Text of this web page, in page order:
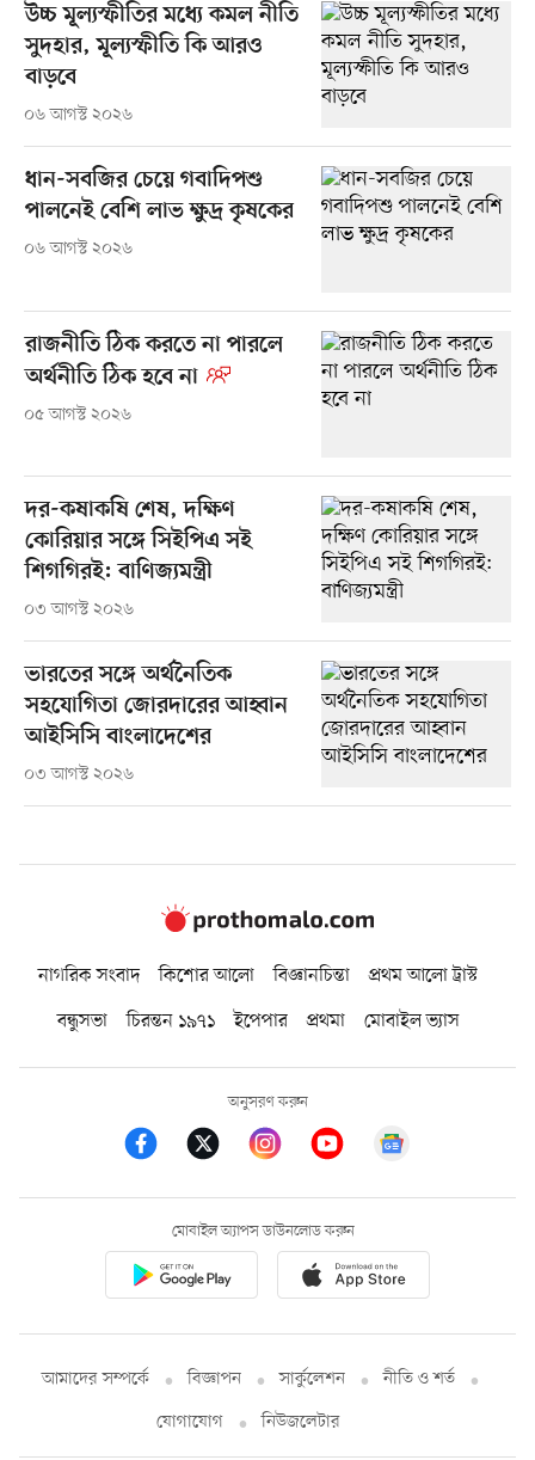
উচ্চ মূল্যস্ফীতির মধ্যে কমল নীতি
সুদহার, মূল্যস্ফীতি কি আরও
বাড়বে
০৬ আগস্ট ২০২৬
ধান-সবজির চেয়ে গবাদিপশু
পালনেই বেশি লাভ ক্ষুদ্র কৃষকের
০৬ আগস্ট ২০২৬
রাজনীতি ঠিক করতে না পারলে
অর্থনীতি ঠিক হবে না
০৫ আগস্ট ২০২৬
দর-কষাকষি শেষ, দক্ষিণ
কোরিয়ার সঙ্গে সিইপিএ সই
শিগগিরই: বাণিজ্যমন্ত্রী
০৩ আগস্ট ২০২৬
ভারতের সঙ্গে অর্থনৈতিক
সহযোগিতা জোরদারের আহ্বান
আইসিসি বাংলাদেশের
০৩ আগস্ট ২০২৬
নাগরিক সংবাদ কিশোর আলো বিজ্ঞানচিন্তা
প্রথম আলো ট্রাস্ট
বন্ধুসভা
চিরন্তন ১৯৭১ ইপেপার প্রথমা মোবাইল ভ্যাস
অনুসরণ করুন
মোবাইল অ্যাপস ডাউনলোড করুন
আমাদের সম্পর্কে বিজ্ঞাপন সার্কুলেশন
নীতি ও শর্ত
যোগাযোগ
নিউজলেটার